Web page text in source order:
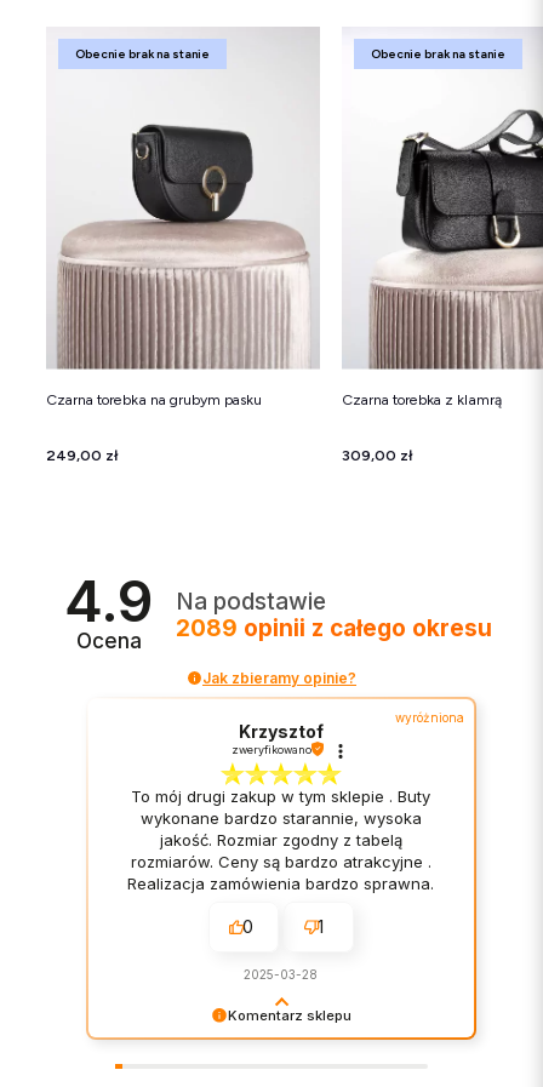
Obecnie brak na stanie
Czarna torebka na grubym pasku
Cena
249,00 zł
Obecnie brak na stanie
Czarna torebka z klamrą
Cena
309,00 zł
4.9
Ocena
Na podstawie
2089 opinii z całego okresu
Jak zbieramy opinie?
Komentarz sklepu
wyróżniona
Krzysztof
zweryfikowano
To mój drugi zakup w tym sklepie . Buty
wykonane bardzo starannie, wysoka
jakość. Rozmiar zgodny z tabelą
rozmiarów. Ceny są bardzo atrakcyjne .
Realizacja zamówienia bardzo sprawna.
0 1
2025-03-28